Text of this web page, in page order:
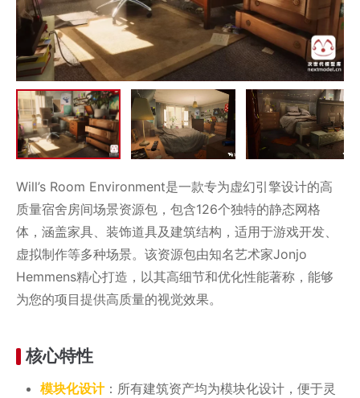
Will’s Room Environment是一款专为虚幻引擎设计的高
质量宿舍房间场景资源包，包含126个独特的静态网格
体，涵盖家具、装饰道具及建筑结构，适用于游戏开发、
虚拟制作等多种场景。该资源包由知名艺术家Jonjo
Hemmens精心打造，以其高细节和优化性能著称，能够
为您的项目提供高质量的视觉效果。
核心特性
模块化设计：所有建筑资产均为模块化设计，便于灵